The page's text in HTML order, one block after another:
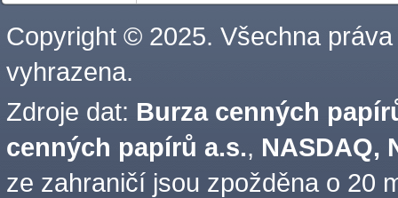
Copyright © 2025. Všechna práva
vyhrazena.
Zdroje dat: Burza cenných
cenných papírů a.s., NASDAQ,
ze zahraničí jsou zpožděna o 20